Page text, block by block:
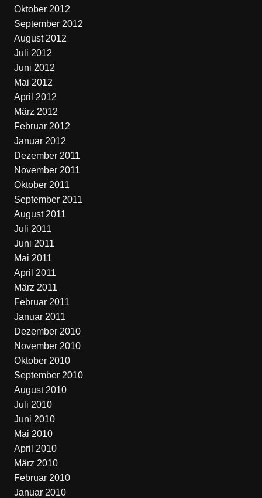
Oktober 2012
September 2012
August 2012
Juli 2012
Juni 2012
Mai 2012
April 2012
März 2012
Februar 2012
Januar 2012
Dezember 2011
November 2011
Oktober 2011
September 2011
August 2011
Juli 2011
Juni 2011
Mai 2011
April 2011
März 2011
Februar 2011
Januar 2011
Dezember 2010
November 2010
Oktober 2010
September 2010
August 2010
Juli 2010
Juni 2010
Mai 2010
April 2010
März 2010
Februar 2010
Januar 2010